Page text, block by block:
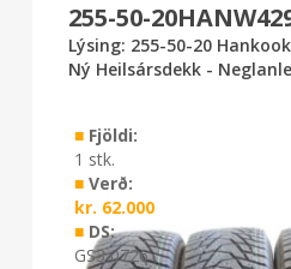
Lýsing: 255-50-20
Ný Heilsársdekk -
■Fjöldi:
1 stk.
■Verð:
kr. 62.000
■DS:
GS3 0726
255-50-